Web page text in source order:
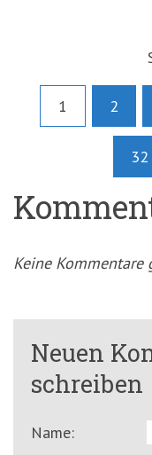
1 2
32
Keine Kommentare
Neuen
schreiben
Name: